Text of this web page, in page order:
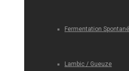
Fermentation
Lambic / Gueuze